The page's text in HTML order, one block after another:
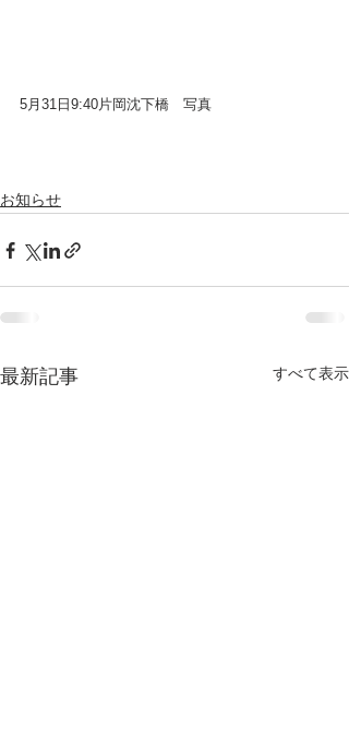
5月31日9:40片岡沈下橋　写真
お知らせ
最新記事 すべて表示